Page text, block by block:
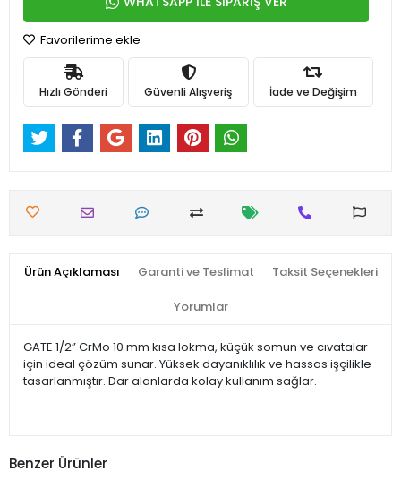
Favorilerime ekle
Hızlı Gönderi Güvenli Alışveriş İade ve Değişim
Ürün Açıklaması Garanti ve Teslimat Taksit Seçenekleri
Yorumlar
GATE 1/2” CrMo 10 mm kısa lokma, küçük somun ve cıvatalar
için ideal çözüm sunar. Yüksek dayanıklılık ve hassas işçilikle
tasarlanmıştır. Dar alanlarda kolay kullanım sağlar.
Benzer Ürünler